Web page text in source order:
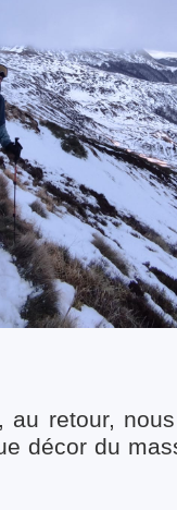
au retour,
décor du